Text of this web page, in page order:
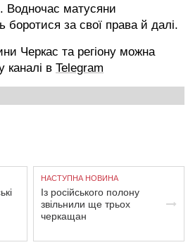
Водночас матусяни
за свої права й далі.
Черкас та регіону можна
каналі в Telegram
НАСТУПНА НОВИНА
Із російського полону
звільнили ще трьох
черкащан